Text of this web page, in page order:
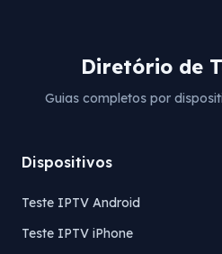
Diretório de
Guias completos por
Dispositivos
Teste IPTV Android
Teste IPTV iPhone